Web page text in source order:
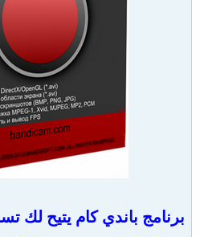
برنامج باندي كام يتيح لك